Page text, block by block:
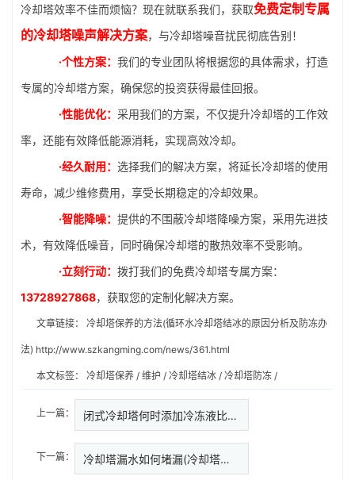
冷却塔效率不佳而烦恼？现在就联系我们，获取免费定制专属
的冷却塔噪声解决方案，与冷却塔噪音扰民彻底告别！
·个性方案： 我们的专业团队将根据您的具体需求，打造
专属的冷却塔方案，确保您的投资获得最佳回报。
·性能优化： 采用我们的方案，不仅提升冷却塔的工作效
率，还能有效降低能源消耗，实现高效冷却。
·经久耐用： 选择我们的解决方案，将延长冷却塔的使用
寿命，减少维修费用，享受长期稳定的冷却效果。
·智能降噪： 提供的不围蔽冷却塔降噪方案，采用先进技
术，有效降低噪音，同时确保冷却塔的散热效率不受影响。
·立刻行动： 拨打我们的免费冷却塔专属方案：
13728927868，获取您的定制化解决方案。
文章链接： 冷却塔保养的方法(循环水冷却塔结冰的原因分析及防冻办
法) http://www.szkangming.com/news/361.html
本文标签： 冷却塔保养 / 维护 / 冷却塔结冰 / 冷却塔防冻 /
上一篇： 闭式冷却塔何时添加冷冻液比较好…
下一篇： 冷却塔漏水如何堵漏(冷却塔堵漏